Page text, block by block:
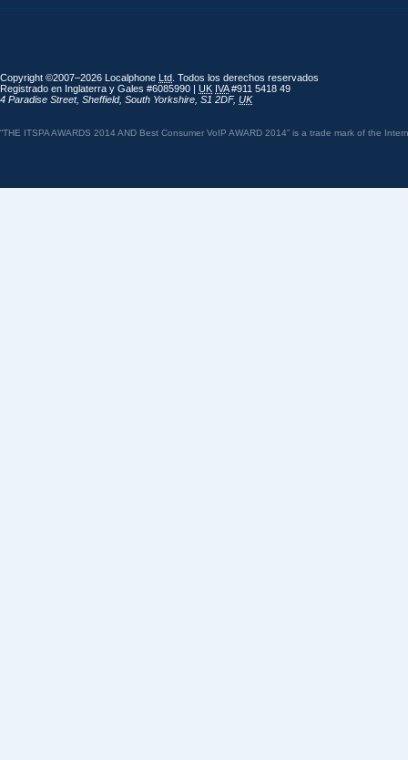
Copyright ©2007–2026 Localphone Ltd . Todos los derechos reservados
Registrado en Inglaterra y Gales #6085990 | UK IVA#911 5418 49
4 Paradise Street, Sheffield, South Yorkshire S1 2DF, UK
“THE ITSPA AWARDS 2014 AND Best Consumer VoIP AWARD 2014” is a trade mark of the